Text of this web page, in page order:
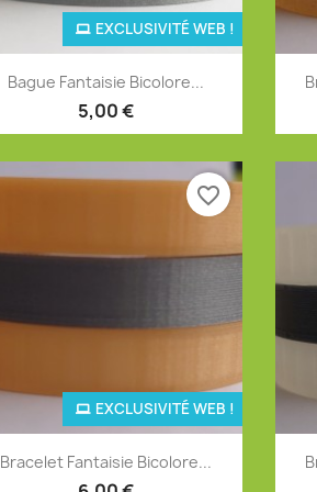
 Aperçu rapide
Bague Fantaisie Bicolore...
5,00 €
EXCLUSIVITÉ WEB !
Aperçu rapide
Bracelet Fantaisie Bicolore...
EXCLUSIVITÉ WEB !
favorite_border